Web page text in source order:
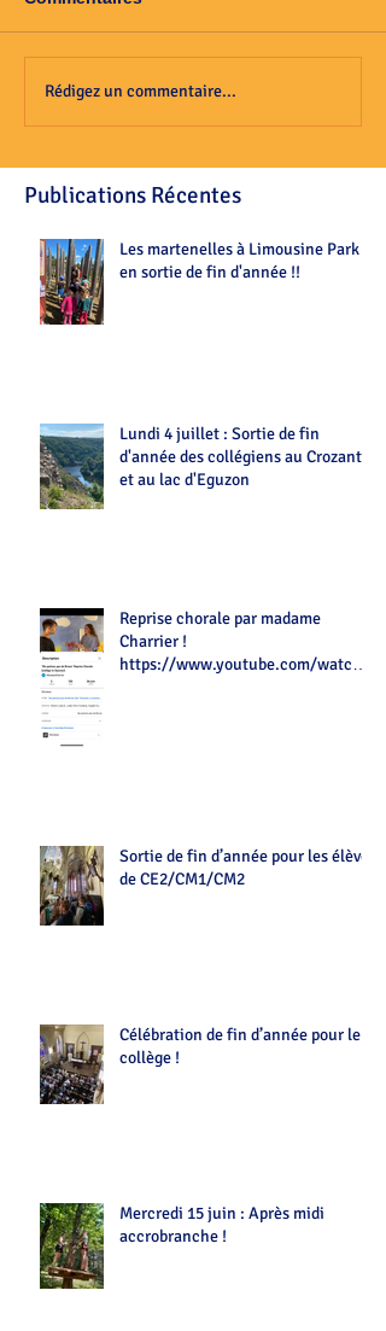
Rédigez un commentaire...
Publications Récentes
Les martenelles à Limousine Park
en sortie de fin d'année !!
Lundi 4 juillet : Sortie de fin
d'année des collégiens au Crozant
et au lac d'Eguzon
Reprise chorale par madame
Charrier !
https://www.youtube.com/watch?
Sortie de fin d’année pour les élèves
de CE2/CM1/CM2
Célébration de fin d’année pour le
collège !
Mercredi 15 juin : Après midi
accrobranche !